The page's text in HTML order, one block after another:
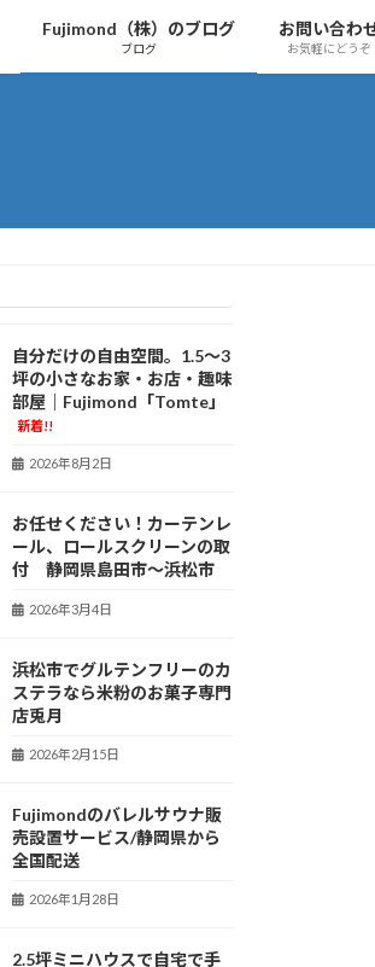
Fujimond（株）のブログ
ブログ
お問い合わ
お気軽にどうぞ
自分だけの自由空間。1.5〜3
坪の小さなお家・お店・趣味
部屋｜Fujimond「Tomte」
新着!!
2026年8月2日
お任せください！カーテンレ
ール、ロールスクリーンの取
付 静岡県島田市～浜松市
2026年3月4日
浜松市でグルテンフリーのカ
ステラなら米粉のお菓子専門
店兎月
2026年2月15日
Fujimondのバレルサウナ販
売設置サービス/静岡県から
全国配送
2026年1月28日
2.5坪ミニハウスで自宅で手